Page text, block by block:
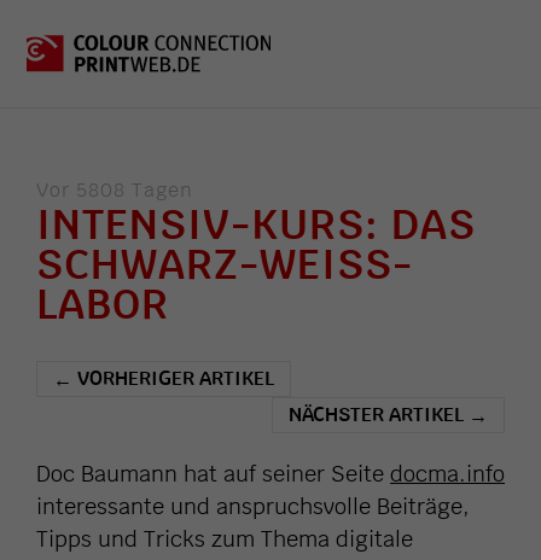
Vor 5808 Tagen
INTENSIV-KURS: DAS
SCHWARZ-WEISS-
LABOR
← VORHERIGER ARTIKEL
NÄCHSTER ARTIKEL →
Doc Baumann hat auf seiner Seite docma.info
interessante und anspruchsvolle Beiträge,
Tipps und Tricks zum Thema digitale